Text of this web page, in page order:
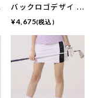
バックロゴデザイン
スカート|インナー
パンツ付き | 吸汗速
乾・ 撥水加工・ス
トレッチ
¥4,675(税込)